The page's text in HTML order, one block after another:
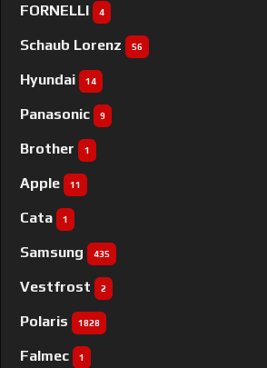
FORNELLI 4
Schaub Lorenz 56
Hyundai 14
Panasonic 9
Brother 1
Apple 11
Cata 1
Samsung 435
Vestfrost 2
Polaris 1828
Falmec 1